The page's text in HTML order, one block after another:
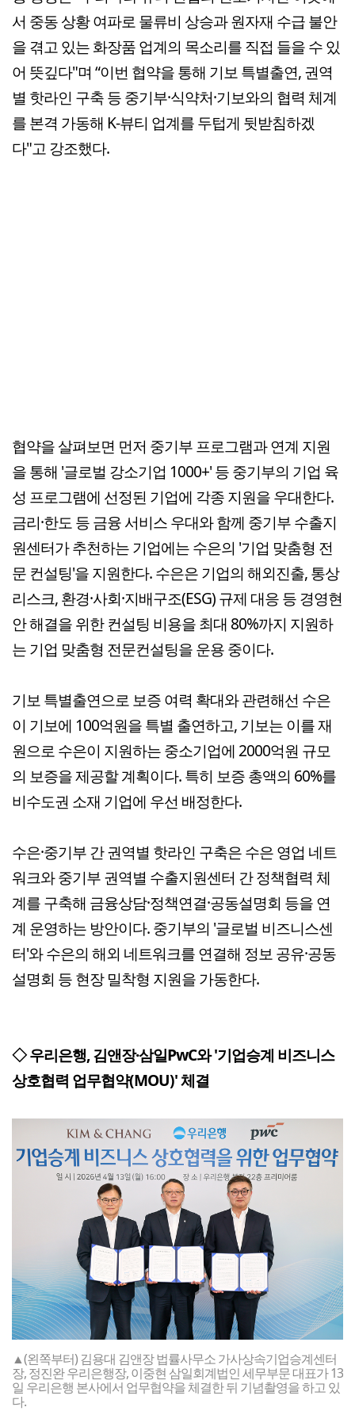
서 중동 상황 여파로 물류비 상승과 원자재 수급 불안
을 겪고 있는 화장품 업계의 목소리를 직접 들을 수 있
어 뜻깊다"며 “이번 협약을 통해 기보 특별출연, 권역
별 핫라인 구축 등 중기부·식약처·기보와의 협력 체계
를 본격 가동해 K-뷰티 업계를 두텁게 뒷받침하겠
다"고 강조했다.
협약을 살펴보면 먼저 중기부 프로그램과 연계 지원
을 통해 '글로벌 강소기업 1000+' 등 중기부의 기업 육
성 프로그램에 선정된 기업에 각종 지원을 우대한다.
금리·한도 등 금융 서비스 우대와 함께 중기부 수출지
원센터가 추천하는 기업에는 수은의 '기업 맞춤형 전
문 컨설팅'을 지원한다. 수은은 기업의 해외진출, 통상
리스크, 환경·사회·지배구조(ESG) 규제 대응 등 경영현
안 해결을 위한 컨설팅 비용을 최대 80%까지 지원하
는 기업 맞춤형 전문컨설팅을 운용 중이다.
기보 특별출연으로 보증 여력 확대와 관련해선 수은
이 기보에 100억원을 특별 출연하고, 기보는 이를 재
원으로 수은이 지원하는 중소기업에 2000억원 규모
의 보증을 제공할 계획이다. 특히 보증 총액의 60%를
비수도권 소재 기업에 우선 배정한다.
수은·중기부 간 권역별 핫라인 구축은 수은 영업 네트
워크와 중기부 권역별 수출지원센터 간 정책협력 체
계를 구축해 금융상담·정책연결·공동설명회 등을 연
계 운영하는 방안이다. 중기부의 '글로벌 비즈니스센
터'와 수은의 해외 네트워크를 연결해 정보 공유·공동
설명회 등 현장 밀착형 지원을 가동한다.
◇ 우리은행, 김앤장⸱삼일PwC와 '기업승계 비즈니스
상호협력 업무협약(MOU)' 체결
▲(왼쪽부터) 김용대 김앤장 법률사무소 가사상속기업승계센터
장, 정진완 우리은행장, 이중현 삼일회계법인 세무부문 대표가 13
일 우리은행 본사에서 업무협약을 체결한 뒤 기념촬영을 하고 있
다.